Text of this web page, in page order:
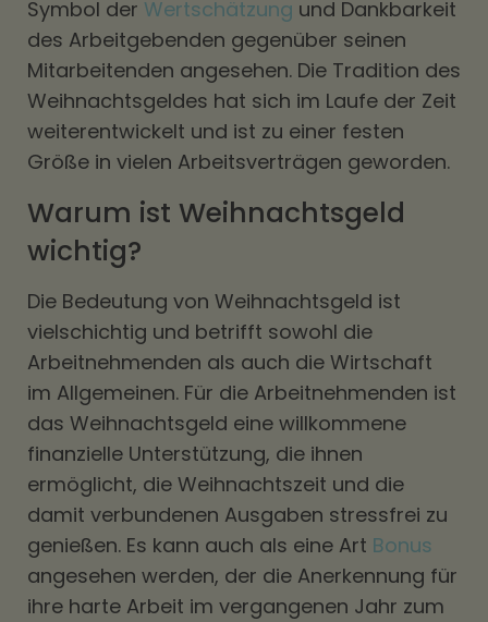
Symbol der Wertschätzung und Dankbarkeit
des Arbeitgebenden gegenüber seinen
Mitarbeitenden angesehen. Die Tradition des
Weihnachtsgeldes hat sich im Laufe der Zeit
weiterentwickelt und ist zu einer festen
Größe in vielen Arbeitsverträgen geworden.
Warum ist Weihnachtsgeld
wichtig?
Die Bedeutung von Weihnachtsgeld ist
vielschichtig und betrifft sowohl die
Arbeitnehmenden als auch die Wirtschaft
im Allgemeinen. Für die Arbeitnehmenden ist
das Weihnachtsgeld eine willkommene
finanzielle Unterstützung, die ihnen
ermöglicht, die Weihnachtszeit und die
damit verbundenen Ausgaben stressfrei zu
genießen. Es kann auch als eine Art Bonus
angesehen werden, der die Anerkennung für
ihre harte Arbeit im vergangenen Jahr zum